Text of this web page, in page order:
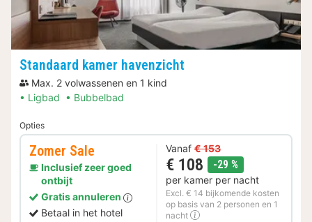
Standaard kamer havenzicht
Max. 2 volwassenen en 1 kind
Ligbad
Bubbelbad
Opties
Zomer Sale
Inclusief zeer goed
ontbijt
Gratis annuleren
Betaal in het hotel
Vanaf € 153
€ 108 -29 %
per kamer per nacht
Excl. € 14 bijkomende kosten
op basis van 2 personen en 1
nacht